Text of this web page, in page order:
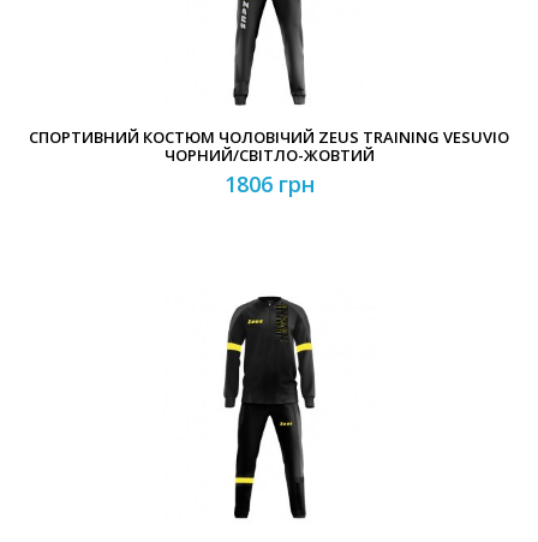
СПОРТИВНИЙ КОСТЮМ ЧОЛОВІЧИЙ ZEUS TRAINING VESUVIO
ЧОРНИЙ/СВІТЛО-ЖОВТИЙ
1806 грн